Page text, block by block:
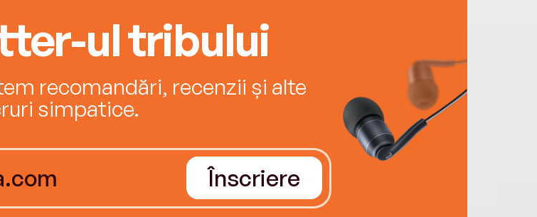
ul tribului
recomandări, recenzii și alte
simpatice.
Înscriere